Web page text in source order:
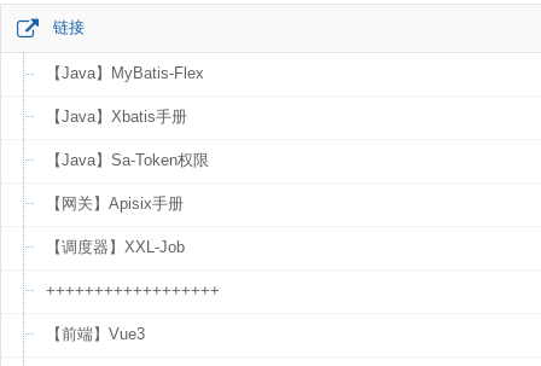
链接
【Java】MyBatis-Flex
【Java】Xbatis手册
【Java】Sa-Token权限
【网关】Apisix手册
【调度器】XXL-Job
++++++++++++++++++
【前端】Vue3